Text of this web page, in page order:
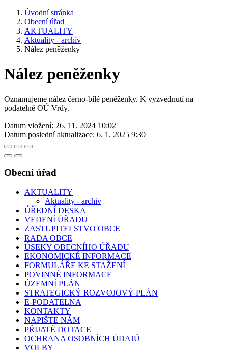
Úvodní stránka
Obecní úřad
AKTUALITY
Aktuality - archiv
Nález peněženky
Nález peněženky
Oznamujeme nález černo-bílé peněženky. K vyzvednutí na
podatelně OÚ Vrdy.
Datum vložení: 26. 11. 2024 10:02
Datum poslední aktualizace: 6. 1. 2025 9:30
Obecní úřad
AKTUALITY
Aktuality - archiv
ÚŘEDNÍ DESKA
VEDENÍ ÚŘADU
ZASTUPITELSTVO OBCE
RADA OBCE
ÚSEKY OBECNÍHO ÚŘADU
EKONOMICKÉ INFORMACE
FORMULÁŘE KE STAŽENÍ
POVINNÉ INFORMACE
ÚZEMNÍ PLÁN
STRATEGICKÝ ROZVOJOVÝ PLÁN
E-PODATELNA
KONTAKTY
NAPIŠTE NÁM
PŘIJATÉ DOTACE
OCHRANA OSOBNÍCH ÚDAJŮ
VOLBY